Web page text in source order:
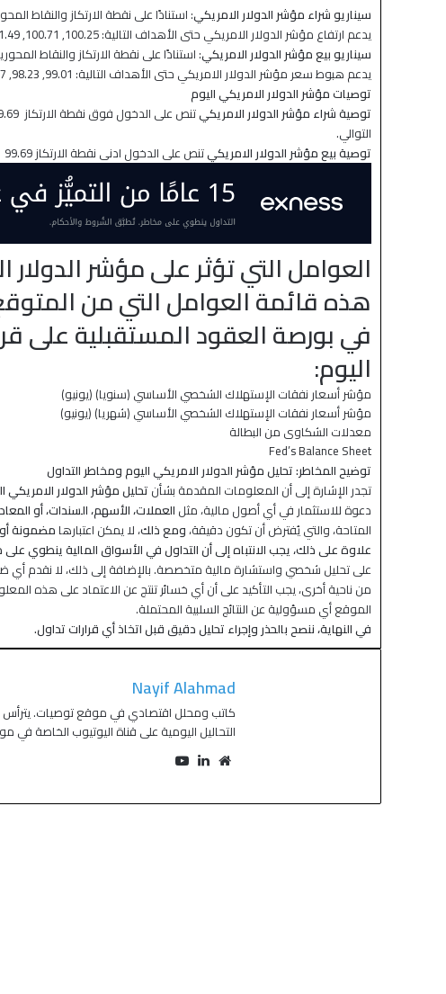
سيناريو شراء مؤشر الدولار الامريكي
يدعم ارتفاع مؤشر الدولار الامريكي حتى الأهداف التالية: 100.25, 100.71, 101.49 على التوالي.
سيناريو بيع مؤشر الدولار الامريكي
يدعم هبوط سعر مؤشر الدولار الامريكي حتى الأهداف التالية: 99.01, 98.23, 97.77 على التوالي.
توصيات مؤشر الدولار الامريكي اليوم
توصية شراء مؤشر الدولار الامريكي
التوالي.
توصية بيع مؤشر الدولار الامريكيتنص على الدخول ادنى نقطة الارتكاز 99.69 وجني الأرباح عند الأهداف التالية: 99.01, 98.23, 97.77 على التوالي.
العوامل التي تؤثر على مؤشر الدولار
هذه قائمة العوامل التي من
في بورصة العقود المستقبلية على
اليوم:
مؤشر أسعار نفقات الإستهلاك الشخصي الأساسي (سنويا) (يونيو)
مؤشر أسعار نفقات الإستهلاك الشخصي الأساسي (شهريا) (يونيو)
معدلات الشكاوى من البطالة
Fed’s Balance Sheet
توضيح المخاطر: تحليل مؤشر الدولار الامريكي اليوم ومخاطر التداول
تجدر الإشارة إلى أن المعلومات المقدمة بشأن تحليل مؤشر الدولار الامريكي
دعوة للاستثمار في أي أصول مالية، مثل العملات، الأسهم، السندات، أو
المتاحة، والتي يُفترض أن تكون دقيقة،ومع ذلك، لا يمكن اعتبارها مضمونة
علاوة على ذلك، يجب الانتباه إلى أن التداول في الأسواق المالية ينطوي
على تحليل شخصي واستشارة مالية متخصصة. بالإضافة إلى ذلك، لا نقدم أي
من ناحية أخرى، يجب التأكيد على أن أي خسائر تنتج عن الاعتماد على هذه
الموقع أي مسؤولية عن النتائج السلبية المحتملة.
في النهاية، ننصح بالحذر وإجراء تحليل دقيق قبل اتخاذ أي قرارات تداول.
Nayif Alahmad
التحاليل اليومية على قناة اليوتيوب الخاصة في